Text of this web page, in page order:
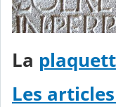
La
Les